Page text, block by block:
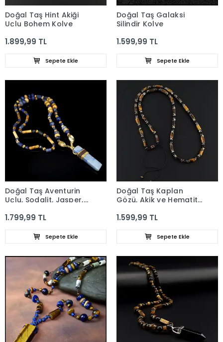
Doğal Taş Hint Akiği
Uçlu Bohem Kolye
1.899,99 TL
Sepete Ekle
Doğal Taş Galaksi
Silindir Kolye
1.599,99 TL
Sepete Ekle
Doğal Taş Aventurin
Uçlu, Sodalit, Jasper,
Bohem Kolye
1.799,99 TL
Sepete Ekle
Doğal Taş Kaplan
Gözü, Akik ve Hematit
1.599,99 TL
Sepete Ekle